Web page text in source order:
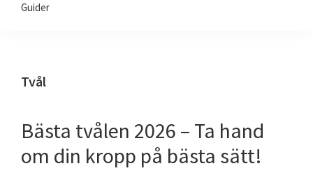
skönhet!
Guider
Tvål
Bästa tvålen 2026 – Ta hand
om din kropp på bästa sätt!